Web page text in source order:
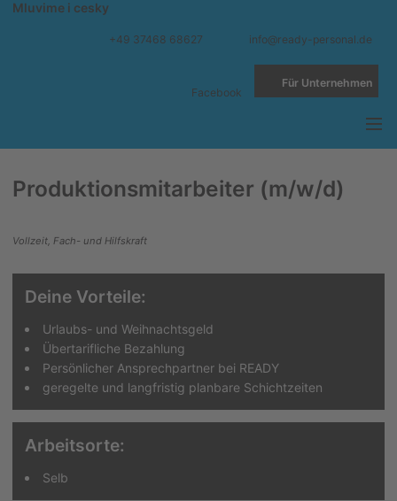
Mluvime i cesky
+49 37468 68627 info@ready-personal.de
Facebook
Für Unternehmen
Produktionsmitarbeiter (m/w/d)
Vollzeit, Fach- und Hilfskraft
Deine Vorteile:
Urlaubs- und Weihnachtsgeld
Übertarifliche Bezahlung
Persönlicher Ansprechpartner bei READY
geregelte und langfristig planbare Schichtzeiten
Arbeitsorte:
Selb